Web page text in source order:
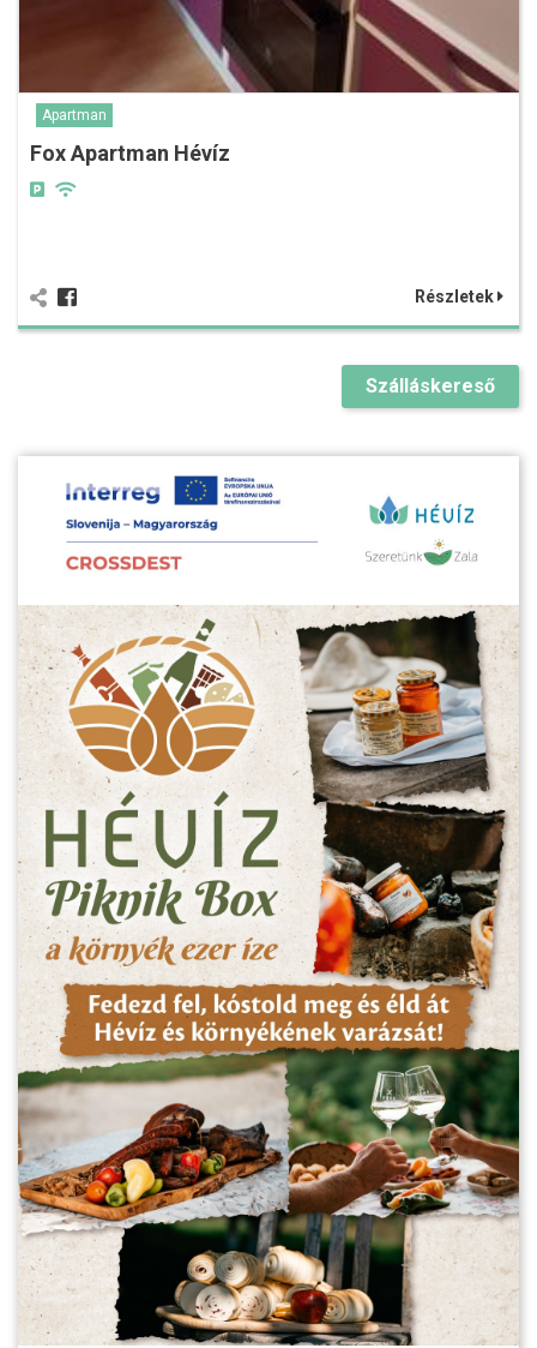
Apartman
Fox Apartman Hévíz
Részletek
Szálláskereső